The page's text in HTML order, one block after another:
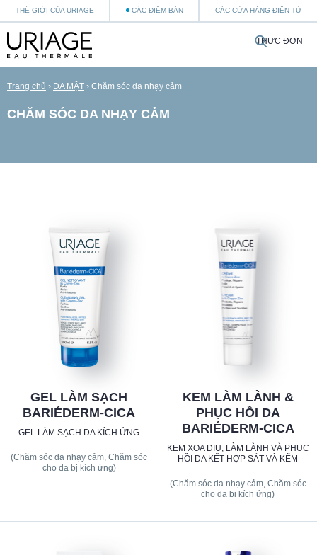
THẾ GIỚI CỦA URIAGE CÁC ĐIỂM BÁN CÁC CỬA HÀNG ĐIỆN TỬ
THỰC ĐƠN
Trang chủ › DA MẶT › Chăm sóc da nhạy cảm
CHĂM SÓC DA NHẠY CẢM
GEL LÀM SẠCH
BARIÉDERM-CICA
GEL LÀM SẠCH DA KÍCH ỨNG
(Chăm sóc da nhạy cảm, Chăm sóc
cho da bị kích ứng)
KEM LÀM LÀNH &
PHỤC HỒI DA
BARIÉDERM-CICA
KEM XOA DỊU, LÀM LÀNH VÀ PHỤC
HỒI DA KẾT HỢP SẮT VÀ KẼM
(Chăm sóc da nhạy cảm, Chăm sóc
cho da bị kích ứng)